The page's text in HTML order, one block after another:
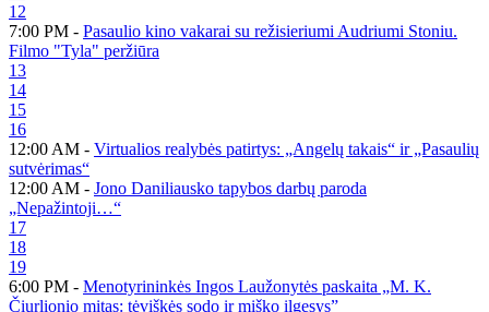
12
7:00 PM - Pasaulio kino vakarai su režisieriumi Audriumi Stoniu.
Filmo "Tyla" peržiūra
13
14
15
16
12:00 AM - Virtualios realybės patirtys: „Angelų takais“ ir „Pasaulių
sutvėrimas“
12:00 AM - Jono Daniliausko tapybos darbų paroda
„Nepažintoji…“
17
18
19
6:00 PM - Menotyrininkės Ingos Laužonytės paskaita „M. K.
Čiurlionio mitas: tėviškės sodo ir miško ilgesys”